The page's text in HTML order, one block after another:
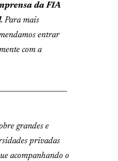
da FIA
. Para mais
entrar
com a
grandes e
privadas
acompanhando o